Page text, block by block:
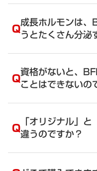
A世界中のエビデンス
を考慮し、安全性を
メニューを組んでい
ーナーが作り上げた
BFRトレーニングベ
い血流制限で最大限
グラムを組んでい
十分に効果がでます
とがわかっています
ニング法を資格取
さらに、筋肉を増や
mTORとミオスタチ
とトレーニング法を
Q成長ホルモンは
うとたくさん分泌
Aはい。
私たちも血液検査を
ーニング後に上がる
ただし、何倍出たと
と考えています。採
容、体調により大き
す。
成長ホルモンは、繊
でも変わってしまう
Q資格がないと、
ことはできないの
A資格が無くても個人
はできます。
BFRトレーニング
トレーナーより、指
ます。
Q 「オリジナル」
違うのですか？
Aオリジナルは、左右